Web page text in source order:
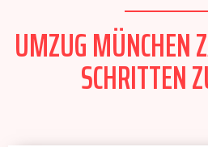
UMZUG MÜNCHEN
SCHRITTEN